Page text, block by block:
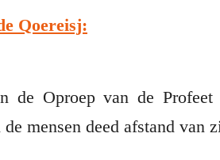
Qoereisj:
de Oproep van de
mensen deed afstand van